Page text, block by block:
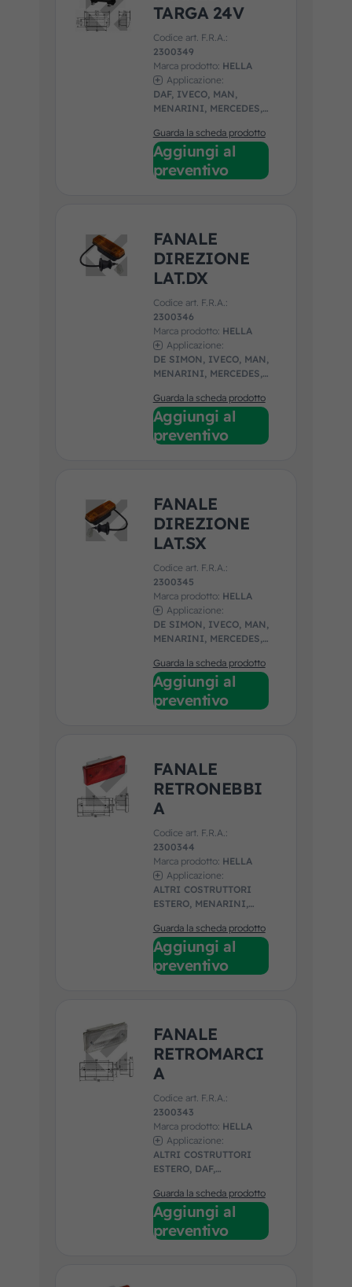
TARGA 24V
Codice art. F.R.A.:
2300349
Marca prodotto: HELLA
Applicazione:
DAF, IVECO, MAN,
MENARINI, MERCEDES,
SETRA, SOLARIS,
UNIVERSALE, VAN
HOOL, VDL, VOLVO
Guarda la scheda prodotto
Aggiungi al
preventivo
FANALE
DIREZIONE
LAT.DX
Codice art. F.R.A.:
2300346
Marca prodotto: HELLA
Applicazione:
DE SIMON, IVECO, MAN,
MENARINI, MERCEDES,
Guarda la scheda prodotto
Aggiungi al
preventivo
FANALE
DIREZIONE
LAT.SX
Codice art. F.R.A.:
2300345
Marca prodotto: HELLA
Applicazione:
DE SIMON, IVECO, MAN,
MENARINI, MERCEDES,
Guarda la scheda prodotto
Aggiungi al
preventivo
FANALE
RETRONEBBI
A
Codice art. F.R.A.:
2300344
Marca prodotto: HELLA
Applicazione:
ALTRI COSTRUTTORI
ESTERO, MENARINI,
Guarda la scheda prodotto
Aggiungi al
preventivo
FANALE
RETROMARCI
A
Codice art. F.R.A.:
2300343
Marca prodotto: HELLA
Applicazione:
ALTRI COSTRUTTORI
ESTERO, DAF,
Guarda la scheda prodotto
Aggiungi al
preventivo